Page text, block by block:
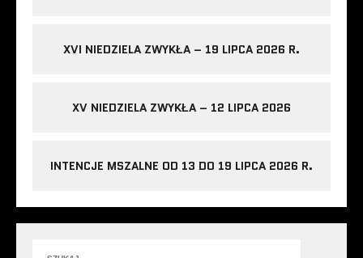
XVI NIEDZIELA ZWYKŁA – 19 LIPCA 2026 R.
XV NIEDZIELA ZWYKŁA – 12 LIPCA 2026
INTENCJE MSZALNE OD 13 DO 19 LIPCA 2026 R.